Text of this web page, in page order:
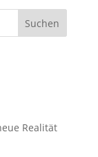
Suchen
Realität